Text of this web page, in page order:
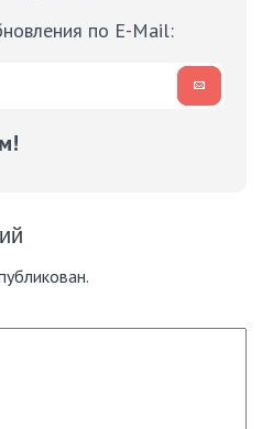
по E-Mail: